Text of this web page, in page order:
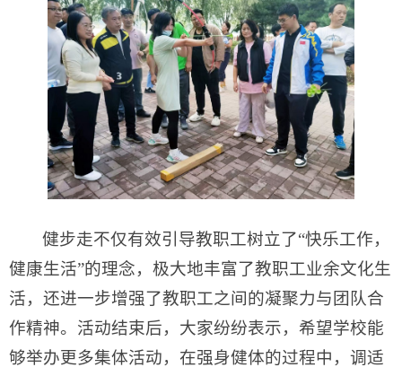
健步走不仅有效引导教职工树立了“快乐工作，
健康生活”的理念，极大地丰富了教职工业余文化生
活，还进一步增强了教职工之间的凝聚力与团队合
作精神。活动结束后，大家纷纷表示，希望学校能
够举办更多集体活动，在强身健体的过程中，调适